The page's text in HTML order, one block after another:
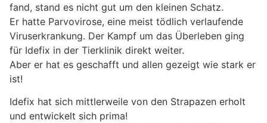
fand, stand es nicht gut um den kleinen Schatz.
Er hatte Parvovirose, eine meist tödlich verlaufende
Viruserkrankung. Der Kampf um das Überleben ging
für Idefix in der Tierklinik direkt weiter.
Aber er hat es geschafft und allen gezeigt wie stark er
ist!
Idefix hat sich mittlerweile von den Strapazen erholt
und entwickelt sich prima!